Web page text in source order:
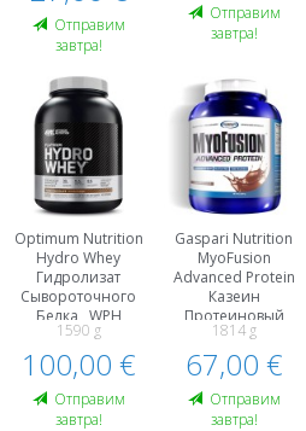
Oтправим
завтра!
Oтправим
завтра!
Optimum Nutrition
Hydro Whey
Гидролизат
Сывороточного
Белка , WPH
Протеины
1590 g
100,00 €
Oтправим
завтра!
Gaspari Nutrition
MyoFusion
Advanced Protein
Казеин
Протеиновый
Kомплекс
Гидролизат
Сывороточного
Белка , WPH
1814 g
67,00 €
Oтправим
завтра!